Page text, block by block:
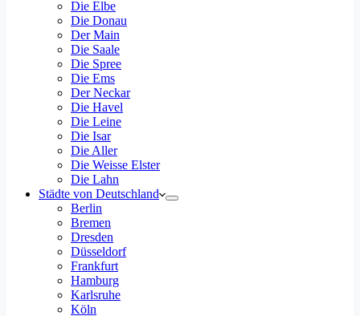
Die Elbe
Die Donau
Der Main
Die Saale
Die Spree
Die Ems
Der Neckar
Die Havel
Die Leine
Die Isar
Die Aller
Die Weisse Elster
Die Lahn
Städte von Deutschland
Berlin
Bremen
Dresden
Düsseldorf
Frankfurt
Hamburg
Karlsruhe
Köln